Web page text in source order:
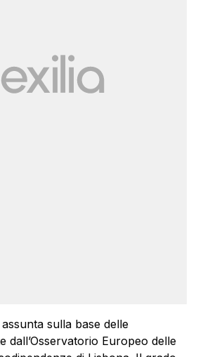
sulla base delle
dall’Osservatorio Europeo delle